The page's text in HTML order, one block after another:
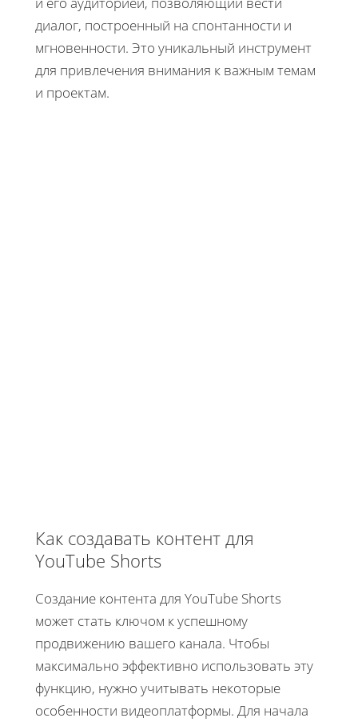
диалог, построенный на спонтанности и
мгновенности. Это уникальный инструмент
для привлечения внимания к важным темам
и проектам.
Как создавать контент для
YouTube Shorts
Создание контента для YouTube Shorts
может стать ключом к успешному
продвижению вашего канала. Чтобы
максимально эффективно использовать эту
функцию, нужно учитывать некоторые
особенности видеоплатформы. Для начала